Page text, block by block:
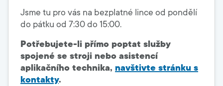
Jsme tu pro vás na bezplatné lince od pondělí
do pátku od 7:30 do 15:00.
Potřebujete-li přímo poptat služby
spojené se stroji nebo asistencí
aplikačního technika, navštivte stránku s
kontakty.